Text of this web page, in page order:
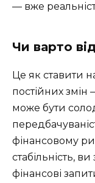
— вже
Чи варто
Це як ставити
постійних
може бути
фінансовому
стабільність,
фінансові